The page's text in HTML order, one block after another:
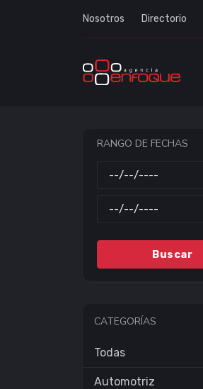
Nosotros Directorio
RANGO DE FECHAS
Buscar
CATEGORÍAS
Todas
Automotriz